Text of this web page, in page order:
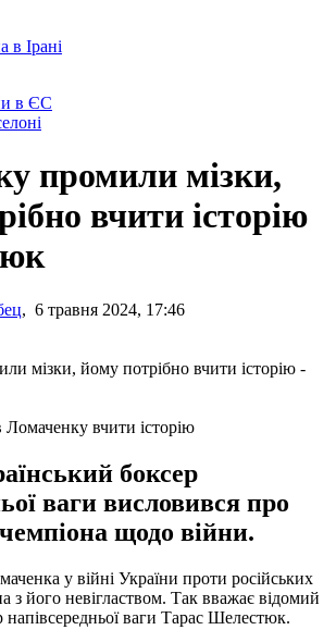
в Ірані
в ЄС
промили мізки,
вчити історію
, 6 травня 2024, 17:46
вчити історію
боксер
ваги висловився про
щодо війни.
у війні України проти російських
з його невіглаством. Так вважає відомий
напівсередньої ваги Тарас Шелестюк.